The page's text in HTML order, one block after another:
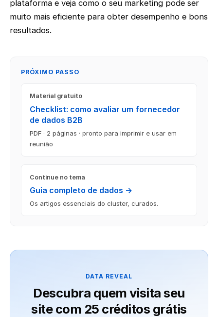
plataforma e veja como o seu marketing pode ser
muito mais eficiente para obter desempenho e bons
resultados.
PRÓXIMO PASSO
Material gratuito
Checklist: como avaliar um fornecedor
de dados B2B
PDF · 2 páginas · pronto para imprimir e usar em
reunião
Continue no tema
Guia completo de dados →
Os artigos essenciais do cluster, curados.
DATA REVEAL
Descubra quem visita seu
site com 25 créditos grátis